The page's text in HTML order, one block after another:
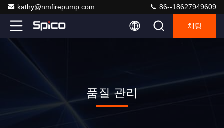
kathy@nmfirepump.com 86--18627949609
채팅
품질 관리